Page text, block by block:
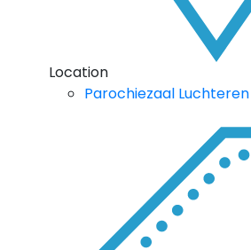
Location
Parochiezaal Luchteren